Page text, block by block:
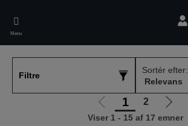
main
content
Menu
Filtre
Sortér efter:
Gå
til
1 2
Gå
til
Viser 1 - 15 af 17 emner